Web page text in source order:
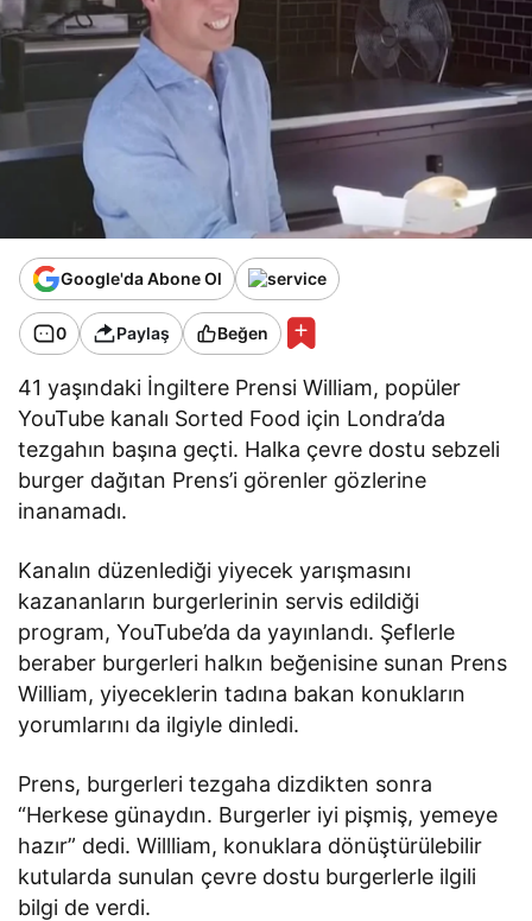
Google'da Abone Ol
0 Paylaş Beğen
41 yaşındaki İngiltere Prensi William, popüler
YouTube kanalı Sorted Food için Londra’da
tezgahın başına geçti. Halka çevre dostu sebzeli
burger dağıtan Prens’i görenler gözlerine
inanamadı.
Kanalın düzenlediği yiyecek yarışmasını
kazananların burgerlerinin servis edildiği
program, YouTube’da da yayınlandı. Şeflerle
beraber burgerleri halkın beğenisine sunan Prens
William, yiyeceklerin tadına bakan konukların
yorumlarını da ilgiyle dinledi.
Prens, burgerleri tezgaha dizdikten sonra
“Herkese günaydın. Burgerler iyi pişmiş, yemeye
hazır” dedi. Willliam, konuklara dönüştürülebilir
kutularda sunulan çevre dostu burgerlerle ilgili
bilgi de verdi.